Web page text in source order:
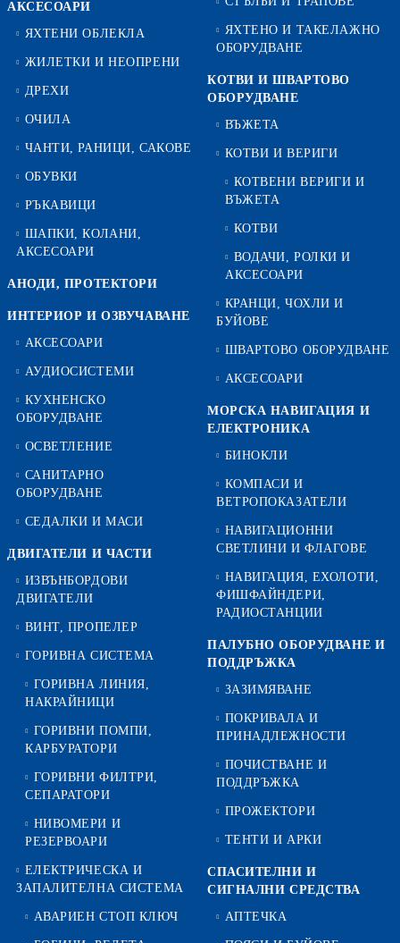
АКСЕСОАРИ
ЯХТЕНИ ОБЛЕКЛА
ЖИЛЕТКИ И НЕОПРЕНИ
ДРЕХИ
ОЧИЛА
ЧАНТИ, РАНИЦИ, САКОВЕ
ОБУВКИ
РЪКАВИЦИ
ШАПКИ, КОЛАНИ,
АКСЕСОАРИ
АНОДИ, ПРОТЕКТОРИ
ИНТЕРИОР И ОЗВУЧАВАНЕ
АКСЕСОАРИ
АУДИОСИСТЕМИ
КУХНЕНСКО
ОБОРУДВАНЕ
ОСВЕТЛЕНИЕ
САНИТАРНО
ОБОРУДВАНЕ
СЕДАЛКИ И МАСИ
ДВИГАТЕЛИ И ЧАСТИ
ИЗВЪНБОРДОВИ
ДВИГАТЕЛИ
ВИНТ, ПРОПЕЛЕР
ГОРИВНА СИСТЕМА
ГОРИВНА ЛИНИЯ,
НАКРАЙНИЦИ
ГОРИВНИ ПОМПИ,
КАРБУРАТОРИ
ГОРИВНИ ФИЛТРИ,
СЕПАРАТОРИ
НИВОМЕРИ И
РЕЗЕРВОАРИ
ЕЛЕКТРИЧЕСКА И
ЗАПАЛИТЕЛНА СИСТЕМА
АВАРИЕН СТОП КЛЮЧ
ЯХТЕНО И ТАКЕЛАЖНО
ОБОРУДВАНЕ
КОТВИ И ШВАРТОВО
ОБОРУДВАНЕ
ВЪЖЕТА
КОТВИ И ВЕРИГИ
КОТВЕНИ ВЕРИГИ И
ВЪЖЕТА
КОТВИ
ВОДАЧИ, РОЛКИ И
АКСЕСОАРИ
КРАНЦИ, ЧОХЛИ И
БУЙОВЕ
ШВАРТОВО ОБОРУДВАНЕ
АКСЕСОАРИ
МОРСКА НАВИГАЦИЯ И
ЕЛЕКТРОНИКА
БИНОКЛИ
КОМПАСИ И
ВЕТРОПОКАЗАТЕЛИ
НАВИГАЦИОННИ
СВЕТЛИНИ И ФЛАГОВЕ
НАВИГАЦИЯ, ЕХОЛОТИ,
ФИШФАЙНДЕРИ,
РАДИОСТАНЦИИ
ПАЛУБНО ОБОРУДВАНЕ И
ПОДДРЪЖКА
ЗАЗИМЯВАНЕ
ПОКРИВАЛА И
ПРИНАДЛЕЖНОСТИ
ПОЧИСТВАНЕ И
ПОДДРЪЖКА
ПРОЖЕКТОРИ
ТЕНТИ И АРКИ
СПАСИТЕЛНИ И
СИГНАЛНИ СРЕДСТВА
АПТЕЧКА